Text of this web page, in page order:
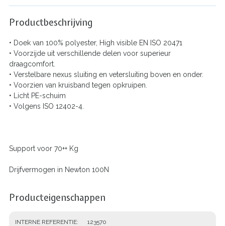
Productbeschrijving
• Doek van 100% polyester, High visible EN ISO 20471
• Voorzijde uit verschillende delen voor superieur
draagcomfort.
• Verstelbare nexus sluiting en vetersluiting boven en onder.
• Voorzien van kruisband tegen opkruipen.
• Licht PE-schuim
• Volgens ISO 12402-4.
Support voor 70++ Kg
Drijfvermogen in Newton 100N
Producteigenschappen
INTERNE REFERENTIE 123570